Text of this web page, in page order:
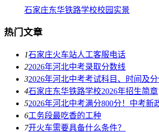
石家庄东华铁路学校校园实景
热门文章
1石家庄火车站人工客服电话
22026年河北中考录取分数线
32026年河北中考考试科目、时间及
4石家庄东华铁路学校2026年招生简章
52026年河北中考满分800分！中考新
6工务段最吃香的工种
7开火车需要具备什么条件？